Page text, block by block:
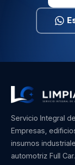
Servicio Integral
Empresas,
insumos
automotriz Full Car.